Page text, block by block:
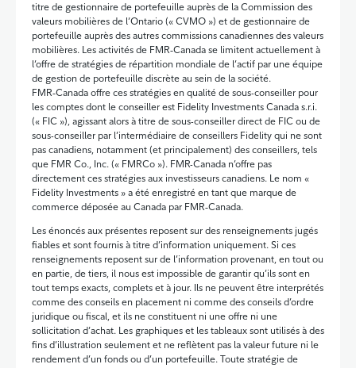
titre de gestionnaire de portefeuille auprès de la Commission des
valeurs mobilières de l’Ontario (« CVMO ») et de gestionnaire de
portefeuille auprès des autres commissions canadiennes des valeurs
mobilières. Les activités de FMR‑Canada se limitent actuellement à
l’offre de stratégies de répartition mondiale de l’actif par une équipe
de gestion de portefeuille discrète au sein de la société.
FMR‑Canada offre ces stratégies en qualité de sous-conseiller pour
les comptes dont le conseiller est Fidelity Investments Canada s.r.i.
(« FIC »), agissant alors à titre de sous-conseiller direct de FIC ou de
sous-conseiller par l’intermédiaire de conseillers Fidelity qui ne sont
pas canadiens, notamment (et principalement) des conseillers, tels
que FMR Co., Inc. (« FMRCo »). FMR-Canada n’offre pas
directement ces stratégies aux investisseurs canadiens. Le nom «
Fidelity Investments » a été enregistré en tant que marque de
commerce déposée au Canada par FMR‑Canada.
Les énoncés aux présentes reposent sur des renseignements jugés
fiables et sont fournis à titre d’information uniquement. Si ces
renseignements reposent sur de l’information provenant, en tout ou
en partie, de tiers, il nous est impossible de garantir qu’ils sont en
tout temps exacts, complets et à jour. Ils ne peuvent être interprétés
comme des conseils en placement ni comme des conseils d’ordre
juridique ou fiscal, et ils ne constituent ni une offre ni une
sollicitation d’achat. Les graphiques et les tableaux sont utilisés à des
fins d’illustration seulement et ne reflètent pas la valeur future ni le
rendement d’un fonds ou d’un portefeuille. Toute stratégie de